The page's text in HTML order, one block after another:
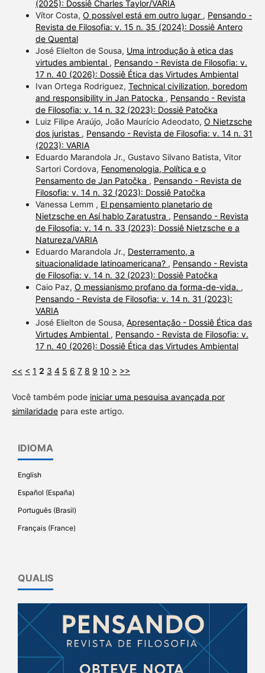
(2025): Dossiê Charles Taylor/VARIA
Vítor Costa, O possível está em outro lugar , Pensando -
Revista de Filosofia: v. 15 n. 35 (2024): Dossiê Antero
de Quental
José Elielton de Sousa, Uma introdução à etica das
virtudes ambiental , Pensando - Revista de Filosofia: v.
17 n. 40 (2026): Dossiê Ética das Virtudes Ambiental
Ivan Ortega Rodriguez, Technical civilization, boredom
and responsibility in Jan Patocka , Pensando - Revista
de Filosofia: v. 14 n. 32 (2023): Dossiê Patočka
Luiz Filipe Araújo, João Maurício Adeodato, O Nietzsche
dos juristas , Pensando - Revista de Filosofia: v. 14 n. 31
(2023): VARIA
Eduardo Marandola Jr., Gustavo Silvano Batista, Vitor
Sartori Cordova, Fenomenologia, Política e o
Pensamento de Jan Patočka , Pensando - Revista de
Filosofia: v. 14 n. 32 (2023): Dossiê Patočka
Vanessa Lemm , El pensamiento planetario de
Nietzsche en Así hablo Zaratustra , Pensando - Revista
de Filosofia: v. 14 n. 33 (2023): Dossiê Nietzsche e a
Natureza/VARIA
Eduardo Marandola Jr., Desterramento, a
situacionalidade latinoamericana? , Pensando - Revista
de Filosofia: v. 14 n. 32 (2023): Dossiê Patočka
Caio Paz, O messianismo profano da forma-de-vida. ,
Pensando - Revista de Filosofia: v. 14 n. 31 (2023):
VARIA
José Elielton de Sousa, Apresentação - Dossiê Ética das
Virtudes Ambiental , Pensando - Revista de Filosofia: v.
17 n. 40 (2026): Dossiê Ética das Virtudes Ambiental
<< < 1 2 3 4 5 6 7 8 9 10 > >>
Você também pode iniciar uma pesquisa avançada por
similaridadepara este artigo.
IDIOMA
English
Español (España)
Português (Brasil)
Français (France)
QUALIS